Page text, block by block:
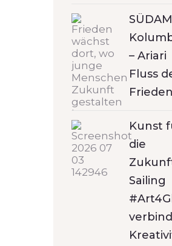
– Ariari
Fluss
Kunst
die
Sailing